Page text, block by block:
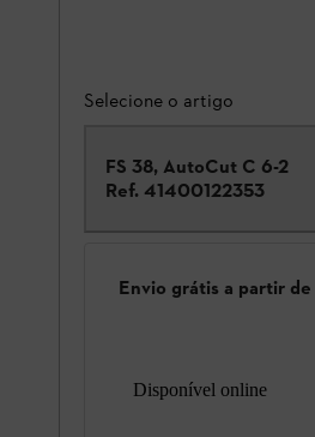
Selecione o artigo
FS 38, AutoCut C 6-2
Ref. 41400122353
Envio grátis a partir
Disponível online